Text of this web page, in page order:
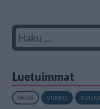
Luetuimmat
PÄIVÄ VIIKKO